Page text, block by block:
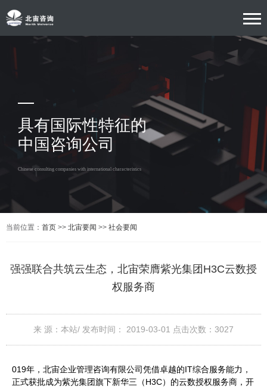
具有国际性特征的
中国咨询公司
Chinese consulting companies with international characteristics
当前位置： 首页 >> 北宙要闻 >> 社会要闻
强强联合共筑云生态，北宙荣膺紫光集团H3C云数授
权服务商
来 源：本站/ 发布时间： 2019-03-01 点击次数： 3027
019年，北宙企业管理咨询有限公司凭借卓越的IT综合服务能力，
正式获批成为紫光集团旗下新华三（H3C）的云数授权服务商，开